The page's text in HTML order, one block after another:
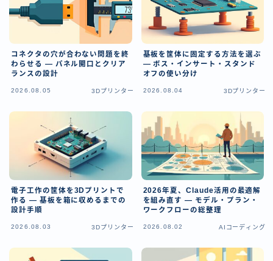
コネクタの穴が合わない問題を終
わらせる — パネル開口とクリア
ランスの設計
2026.08.05 3Dプリンター
基板を筐体に固定する方法を選ぶ
— ボス・インサート・スタンド
オフの使い分け
2026.08.04 3Dプリンター
電子工作の筐体を3Dプリントで
作る — 基板を箱に収めるまでの
設計手順
2026.08.03 3Dプリンター
2026年夏、Claude活用の最適解
を組み直す — モデル・プラン・
ワークフローの総整理
2026.08.02 AIコーディング